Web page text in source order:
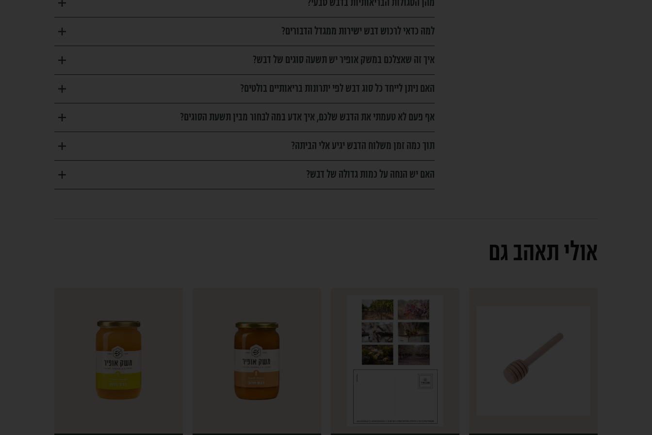
למה כדאי לרכוש דבש ישירות ממגדל הדבורים?
איך זה שאצלכם במשק אופיר יש תשעה סוגים של דבש?
האם ניתן לייחד כל סוג דבש לפי יתרונות בריאותיים בולטים?
אף פעם לא טעמתי את הדבש שלכם, איך אדע במה לבחור מבין תשעת הסוגים?
תוך כמה זמן משלוח הדבש יגיע אלי הביתה?
האם יש הנחה על כמות גדולה של דבש?
אולי תאהב גם